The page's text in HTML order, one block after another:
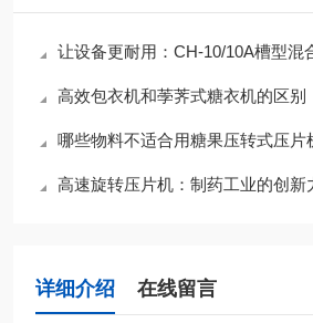
让设备更耐用：CH-10/10A槽型混
高效包衣机和荸荠式糖衣机的区别
哪些物料不适合用糖果压转式压片
高速旋转压片机：制药工业的创新
详细介绍 在线留言